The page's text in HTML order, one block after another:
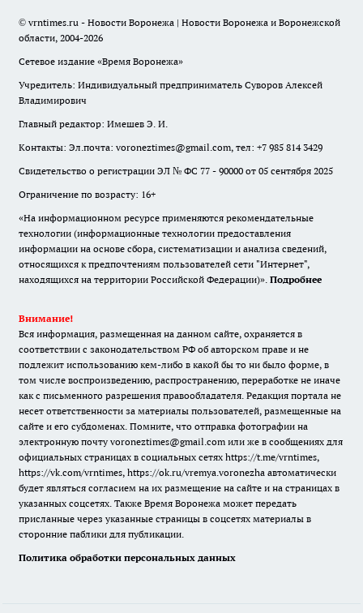
© vrntimes.ru - Новости Воронежа | Новости Воронежа и Воронежской
области, 2004-2026
Сетевое издание «Время Воронежа»
Учредитель: Индивидуальный предприниматель Суворов Алексей
Владимирович
Главный редактор: Имешев Э. И.
Контакты: Эл.почта: voroneztimes@gmail.com, тел: +7 985 814 3429
Свидетельство о регистрации ЭЛ № ФС 77 - 90000 от 05 сентября 2025
Ограничение по возрасту: 16+
«На информационном ресурсе применяются рекомендательные
технологии (информационные технологии предоставления
информации на основе сбора, систематизации и анализа сведений,
относящихся к предпочтениям пользователей сети "Интернет",
находящихся на территории Российской Федерации)». Подробнее
Внимание!
Вся информация, размещенная на данном сайте, охраняется в
соответствии с законодательством РФ об авторском праве и не
подлежит использованию кем-либо в какой бы то ни было форме, в
том числе воспроизведению, распространению, переработке не иначе
как с письменного разрешения правообладателя. Редакция портала не
несет ответственности за материалы пользователей, размещенные на
сайте и его субдоменах. Помните, что отправка фотографии на
электронную почту voroneztimes@gmail.com или же в сообщениях для
официальных страницах в социальных сетях https://t.me/vrntimes,
https://vk.com/vrntimes, https://ok.ru/vremya.voronezha автоматически
будет являться согласием на их размещение на сайте и на страницах в
указанных соцсетях. Также Время Воронежа может передать
присланные через указанные страницы в соцсетях материалы в
сторонние паблики для публикации.
Политика обработки персональных данных